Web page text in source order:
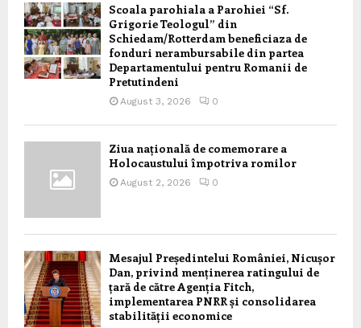
Scoala parohiala a Parohiei “Sf.
Grigorie Teologul” din
Schiedam/Rotterdam beneficiaza de
fonduri nerambursabile din partea
Departamentului pentru Romanii de
Pretutindeni
August 3, 2026 0
Ziua națională de comemorare a
Holocaustului împotriva romilor
August 2, 2026 0
Mesajul Președintelui României, Nicușor
Dan, privind menținerea ratingului de
țară de către Agenția Fitch,
implementarea PNRR și consolidarea
stabilității economice